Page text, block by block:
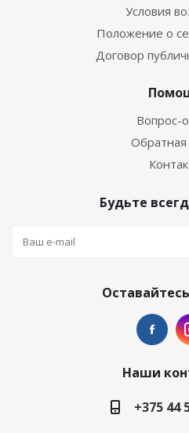
Условия
Положение о
Договор
Вопрос-
Обратная
Будьте
Наши
+375 44